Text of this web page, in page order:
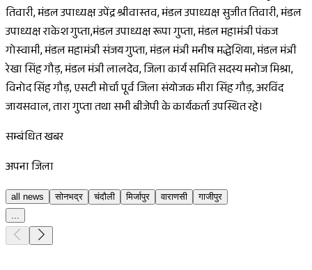
तिवारी, मंडल उपाध्यक्ष उपेंद्र श्रीवास्तव, मंडल उपाध्यक्ष सुजीत तिवारी, मंडल
उपाध्यक्ष राकेश गुप्ता,मंडल उपाध्यक्ष रूपा गुप्ता, मंडल महामंत्री पंकज
गोस्वामी, मंडल महामंत्री संजय गुप्ता, मंडल मंत्री मनीष मद्धेशिया, मंडल मंत्री
रेखा सिंह गौड़, मंडल मंत्री लालदेव, जिला कार्य समिति सदस्य मनोज मिश्रा,
विनोद सिंह गौड़, एसटी मोर्चा पूर्व जिला संयोजक मीरा सिंह गौड़, अरविंद
जायसवाल, तारा गुप्ता तथा सभी बीजेपी के कार्यकर्ता उपस्थित रहे।
सम्बंधित खबर
अपना जिला
all news सोनभद्र चंदौली मिर्जापुर वाराणसी
गाजीपुर
...